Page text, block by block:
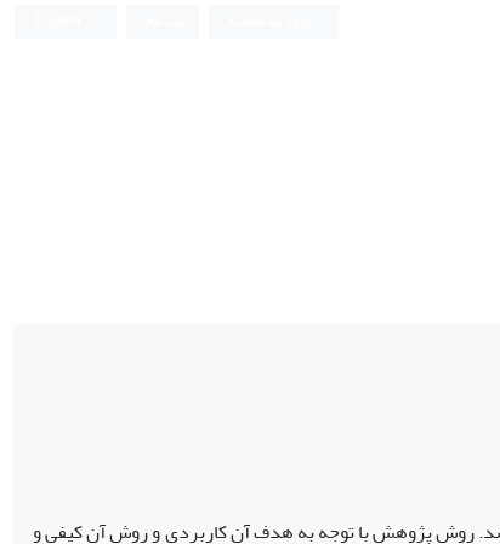
روش پژوهش با توجه به هدف آن کاربردی و روش آن کیفی و